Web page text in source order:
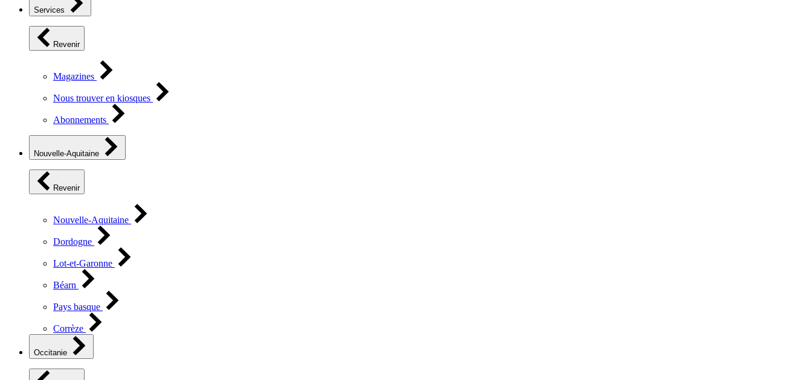
Services
Revenir
Magazines
Nous trouver en kiosques
Abonnements
Nouvelle-Aquitaine
Revenir
Nouvelle-Aquitaine
Dordogne
Lot-et-Garonne
Béarn
Pays basque
Corrèze
Occitanie